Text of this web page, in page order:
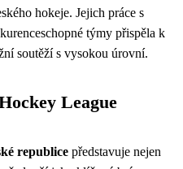
hokeje. Jejich práce s
týmy přispěla k
soutěží s vysokou úrovní.
League
republice představuje nejen